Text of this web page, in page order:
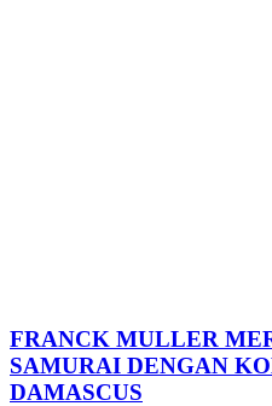
FRANCK MULLER
SAMURAI DENGAN
DAMASCUS